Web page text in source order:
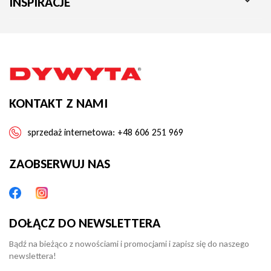
KONTAKT Z NAMI
sprzedaż internetowa: +48 606 251 969
ZAOBSERWUJ NAS
DOŁĄCZ DO NEWSLETTERA
Bądź na bieżąco z nowościami i promocjami i zapisz się do naszego
newslettera!